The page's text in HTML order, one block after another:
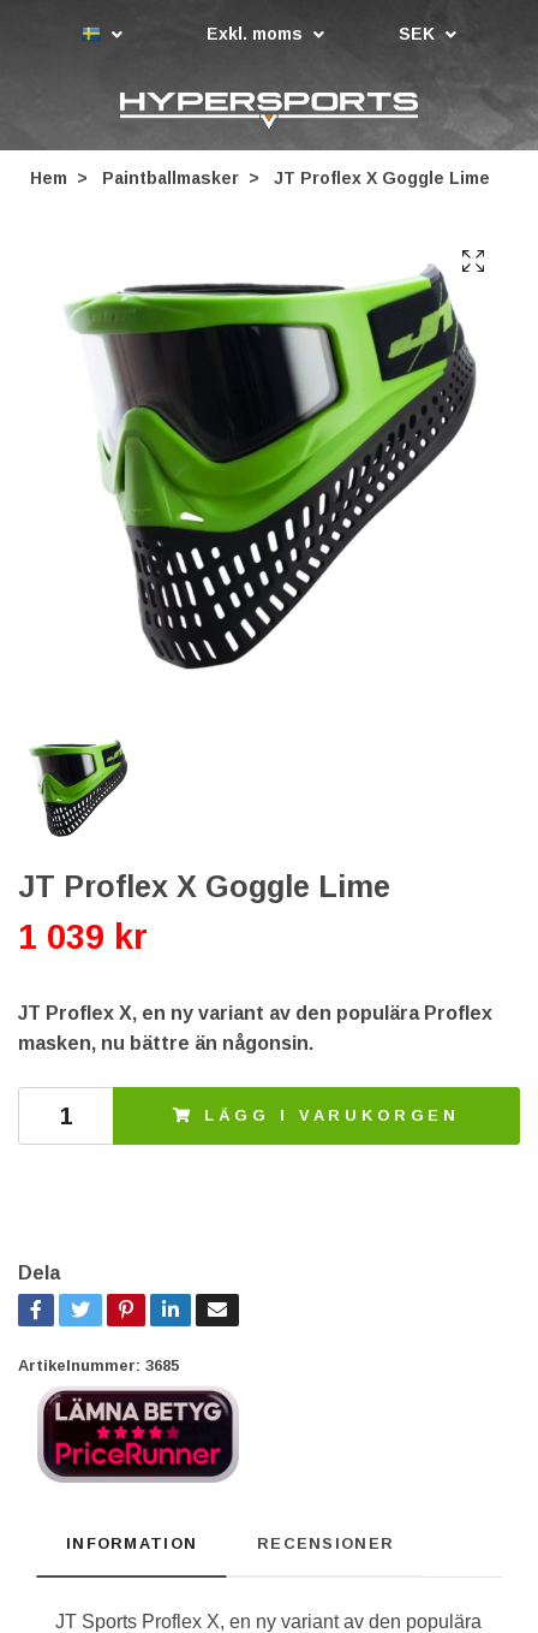
Exkl. moms SEK
Hem Paintballmasker JT Proflex X Goggle Lime
JT Proflex X Goggle Lime
1 039 kr
JT Proflex X, en ny variant av den populära Proflex
masken, nu bättre än någonsin.
LÄGG I VARUKORGEN
Dela
Artikelnummer: 3685
INFORMATION RECENSIONER
JT Sports Proflex X, en ny variant av den populära